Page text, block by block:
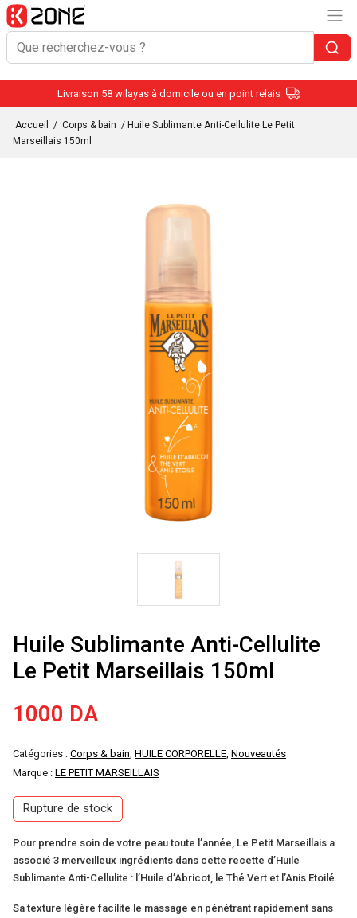
Livraison 58 wilayas à domicile ou en point relais
Accueil / Corps & bain / Huile Sublimante Anti-Cellulite Le Petit
Marseillais 150ml
Huile Sublimante Anti-Cellulite
Le Petit Marseillais 150ml
1000 DA
Catégories : Corps & bain, HUILE CORPORELLE, Nouveautés
Marque : LE PETIT MARSEILLAIS
Rupture de stock
Pour prendre soin de votre peau toute l’année, Le Petit Marseillais a
associé 3 merveilleux ingrédients dans cette recette d’Huile
Sublimante Anti-Cellulite : l’Huile d’Abricot, le Thé Vert et l’Anis Etoilé.
Sa texture légère facilite le massage en pénétrant rapidement sans